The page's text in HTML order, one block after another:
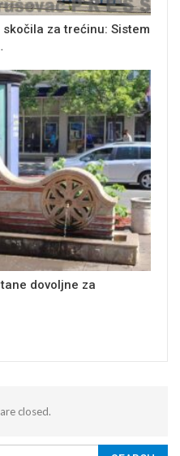
za trećinu: Sistem
dovoljne za
closed.